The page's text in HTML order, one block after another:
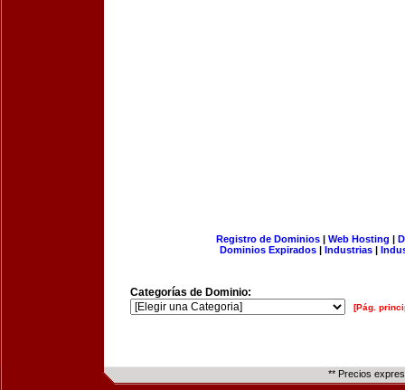
Registro de Dominios| Web Hosting |
Dominios Expirados | Industrias |
Categorías de Dominio:
[Pág.
** Precios